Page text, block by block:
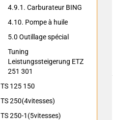
4.9.1. Carburateur BING
4.10. Pompe à huile
5.0 Outillage spécial
Tuning
Leistungssteigerung ETZ
251 301
TS 125 150
TS 250(4vitesses)
TS 250-1(5vitesses)